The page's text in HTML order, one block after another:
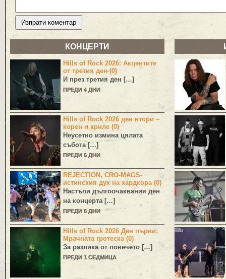
КОНЦЕРТИ
Hills of Rock 2026: Акцентите
от третия ден (0)
И през третия ден […]
ПРЕДИ 4 ДНИ
Hills of Rock 2026 ден втори –
корен и криле (0)
Неусетно измина цялата
събота […]
ПРЕДИ 6 ДНИ
REJECTION, CRO-MAGS-
истинския дух на хардкора (0)
Настъпи дългоочаквания ден
на концерта […]
ПРЕДИ 6 ДНИ
Hills of Rock 2026 Ден първи:
Мрачната гротеска (0)
За разлика от повечето […]
ПРЕДИ 1 СЕДМИЦА